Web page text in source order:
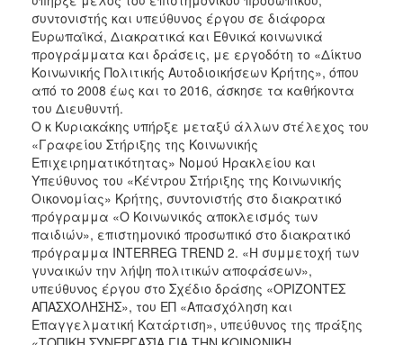
συντονιστής και υπεύθυνος έργου σε διάφορα
Ευρωπαϊκά, Διακρατικά και Εθνικά κοινωνικά
προγράμματα και δράσεις, με εργοδότη το «Δίκτυο
Κοινωνικής Πολιτικής Αυτοδιοικήσεων Κρήτης», όπου
από το 2008 έως και το 2016, άσκησε τα καθήκοντα
του Διευθυντή.
Ο κ Κυριακάκης υπήρξε μεταξύ άλλων στέλεχος του
«Γραφείου Στήριξης της Κοινωνικής
Επιχειρηματικότητας» Νομού Ηρακλείου και
Υπεύθυνος του «Κέντρου Στήριξης της Κοινωνικής
Οικονομίας» Κρήτης, συντονιστής στο διακρατικό
πρόγραμμα «Ο Κοινωνικός αποκλεισμός των
παιδιών», επιστημονικό προσωπικό στο διακρατικό
πρόγραμμα INTERREG TREND 2. «Η συμμετοχή των
γυναικών την λήψη πολιτικών αποφάσεων»,
υπεύθυνος έργου στο Σχέδιο δράσης «ΟΡΙΖΟΝΤΕΣ
ΑΠΑΣΧΟΛΗΣΗΣ», του ΕΠ «Απασχόληση και
Επαγγελματική Κατάρτιση», υπεύθυνος της πράξης